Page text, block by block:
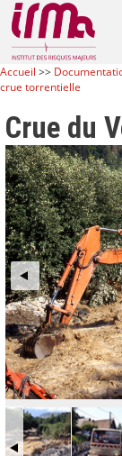
Accueil >>
crue torrentielle
Crue du